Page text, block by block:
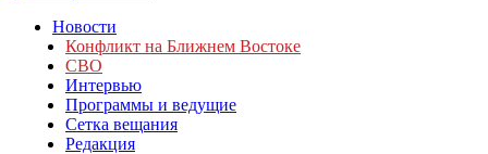
Новости
Конфликт на Ближнем Востоке
СВО
Интервью
Программы и ведущие
Сетка вещания
Редакция